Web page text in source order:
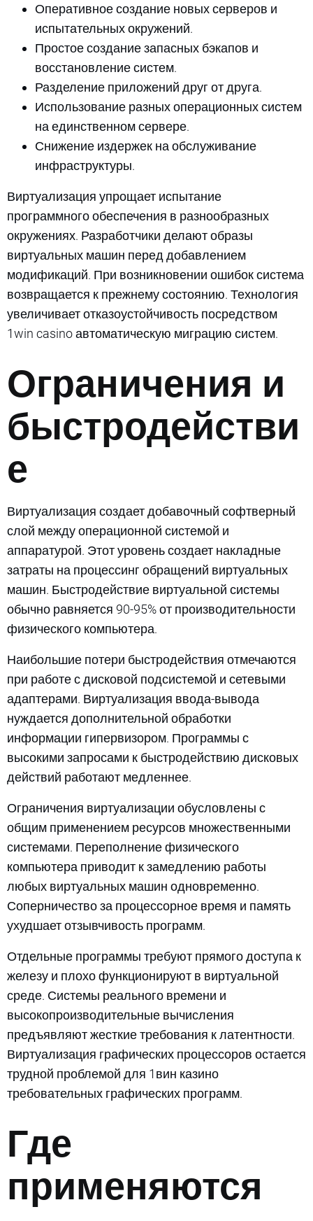
Оперативное создание новых серверов и
испытательных окружений.
Простое создание запасных бэкапов и
восстановление систем.
Разделение приложений друг от друга.
Использование разных операционных систем
на единственном сервере.
Снижение издержек на обслуживание
инфраструктуры.
Виртуализация упрощает испытание
программного обеспечения в разнообразных
окружениях. Разработчики делают образы
виртуальных машин перед добавлением
модификаций. При возникновении ошибок система
возвращается к прежнему состоянию. Технология
увеличивает отказоустойчивость посредством
1win casino автоматическую миграцию систем.
Ограничения и
быстродействи
е
Виртуализация создает добавочный софтверный
слой между операционной системой и
аппаратурой. Этот уровень создает накладные
затраты на процессинг обращений виртуальных
машин. Быстродействие виртуальной системы
обычно равняется 90-95% от производительности
физического компьютера.
Наибольшие потери быстродействия отмечаются
при работе с дисковой подсистемой и сетевыми
адаптерами. Виртуализация ввода-вывода
нуждается дополнительной обработки
информации гипервизором. Программы с
высокими запросами к быстродействию дисковых
действий работают медленнее.
Ограничения виртуализации обусловлены с
общим применением ресурсов множественными
системами. Переполнение физического
компьютера приводит к замедлению работы
любых виртуальных машин одновременно.
Соперничество за процессорное время и память
ухудшает отзывчивость программ.
Отдельные программы требуют прямого доступа к
железу и плохо функционируют в виртуальной
среде. Системы реального времени и
высокопроизводительные вычисления
предъявляют жесткие требования к латентности.
Виртуализация графических процессоров остается
трудной проблемой для 1вин казино
требовательных графических программ.
Где
применяются